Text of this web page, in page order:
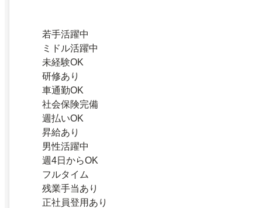
若手活躍中
ミドル活躍中
未経験OK
研修あり
車通勤OK
社会保険完備
週払いOK
昇給あり
男性活躍中
週4日からOK
フルタイム
残業手当あり
正社員登用あり